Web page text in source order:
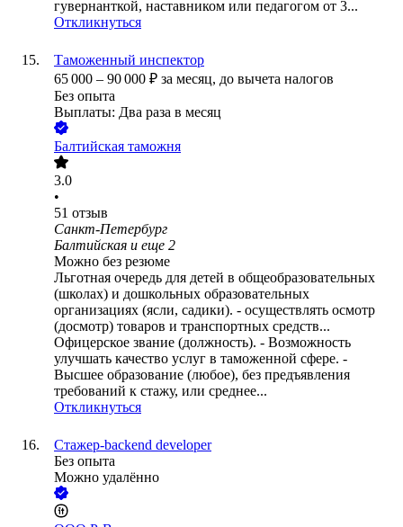
гувернанткой, наставником или педагогом от 3...
Откликнуться
Таможенный инспектор
65 000 – 90 000 ₽ за месяц, до вычета налогов
Без опыта
Выплаты: Два раза в месяц
Балтийская таможня
3.0
•
51 отзыв
Санкт-Петербург
Балтийская и еще 2
Можно без резюме
Льготная очередь для детей в общеобразовательных
(школах) и дошкольных образовательных
организациях (ясли, садики). - осуществлять осмотр
(досмотр) товаров и транспортных средств...
Офицерское звание (должность). - Возможность
улучшать качество услуг в таможенной сфере. -
Высшее образование (любое), без предъявления
требований к стажу, или среднее...
Откликнуться
Стажер-backend developer
Без опыта
Можно удалённо